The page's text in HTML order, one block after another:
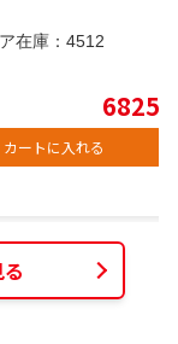
在庫： 4512
6825
カートに入れる